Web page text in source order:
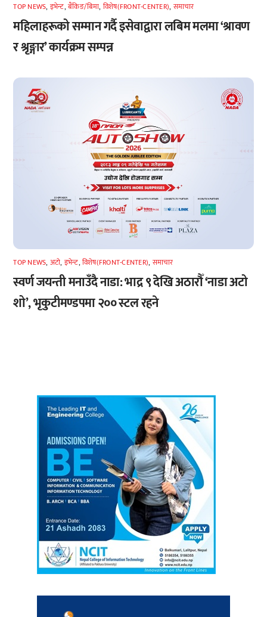
TOP NEWS, इभेन्ट,बैंकिङ/बिमा, विशेष(FRONT-CENTER), समाचार
महिलाहरूको सम्मान गर्दै इसेवाद्वारा लबिम मलमा ‘श्रावण
र श्रृङ्गार’ कार्यक्रम सम्पन्न
TOP NEWS, अटाे, इभेन्ट,विशेष(FRONT-CENTER), समाचार
स्वर्ण जयन्ती मनाउँदै नाडा: भाद्र ९ देखि अठारौँ ‘नाडा अटो
शो’, भृकुटीमण्डपमा २०० स्टल रहने